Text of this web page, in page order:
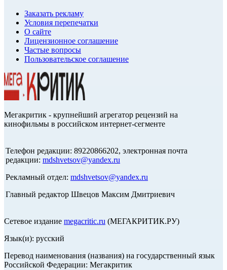
Заказать рекламу
Условия перепечатки
О сайте
Лицензионное соглашение
Частые вопросы
Пользовательское соглашение
Мегакритик - крупнейший агрегатор рецензий на
кинофильмы в российском интернет-сегменте
Телефон редакции: 89220866202, электронная почта
редакции: mdshvetsov@yandex.ru
Рекламный отдел: mdshvetsov@yandex.ru
Главный редактор Швецов Максим Дмитриевич
Сетевое издание megacritic.ru (МЕГАКРИТИК.РУ)
Язык(и): русский
Перевод наименования (названия) на государственный язык
Российской Федерации: Мегакритик